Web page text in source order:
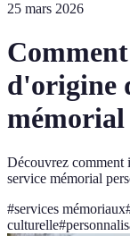
25 mars 2026
d'origine
mémorial
Découvrez comment
service mémorial
#services mémoriaux
culturelle#